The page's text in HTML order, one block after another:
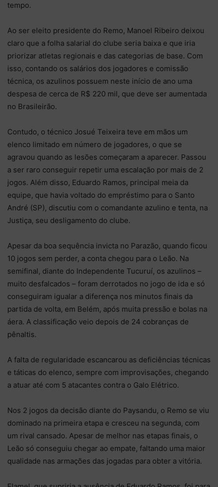
tempo.
Ao ser eleito presidente do Remo, Manoel Ribeiro deixou
claro que a folha salarial do clube seria baixa e que iria
priorizar atletas regionais e das categorias de base. Com
isso, contando os salários dos jogadores e comissão
técnica, os azulinos possuem neste início de ano uma
despesa de cerca de R$ 220 mil, que deve ser aumentada
no Brasileirão.
Contudo, o técnico Josué Teixeira teve em mãos um
elenco limitado em número de jogadores, o que se
agravou quando as lesões começaram a aparecer. Passou
a ser raro conseguir repetir uma escalação por mais de 2
jogos. Além disso, Eduardo Ramos, principal meia da
equipe, que havia voltado do empréstimo para o Santo
André (SP), discutiu com o comandante azulino e tenta, na
Justiça, seu desligamento do clube.
Apesar da boa sequência invicta no Parazão, quando ficou
10 jogos sem perder, a conta chegou para o Leão. Na
semifinal, diante do Independente Tucuruí, os azulinos –
muito desfalcados – foram derrotados no jogo de ida e só
conseguiram igualar a diferença nos minutos finais da
partida de volta, em Belém, após muita pressão e bolas na
áera. A classificação veio depois de 24 cobranças de
pênaltis.
A falta de regularidade escancarou as deficiências técnicas
e táticas do elenco, sempre com improvisações, chegando
a atuar até com 5 atacantes contra o Galo Elétrico.
Nos 2 jogos da decisão diante do Paysandu, o Remo se viu
dominado na primeira etapa e cresceu na segunda, com
um rival cansado. Apesar de melhor nas etapas finais, o
Leão só conseguiu chegar ao empate, faltando uma maior
qualidade nas armações das jogadas para obter a vitória.